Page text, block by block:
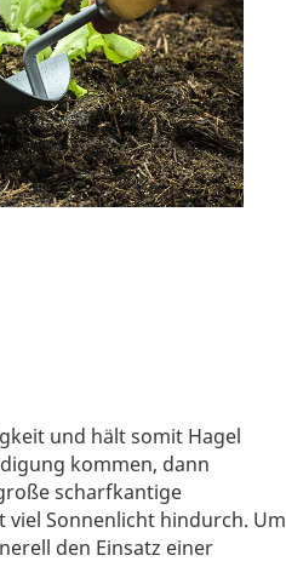
und hält somit Hagel
kommen, dann
scharfkantige
viel Sonnenlicht hindurch. Um
den Einsatz einer